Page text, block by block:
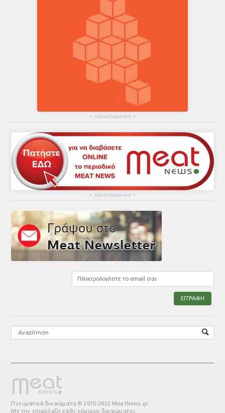
▴ Advertisement ▴
▴ Advertisement ▴
Πνευματικά δικαιώματα © 2015-2022 MeatNews.gr.
Με την επιφύλαξη κάθε νόμιμου δικαιώματος.